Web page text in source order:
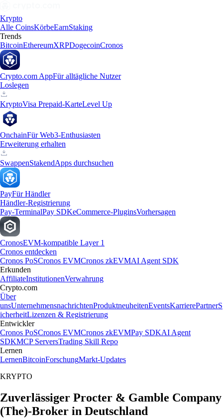
Krypto
Alle CoinsKörbeEarnStaking
Trends
BitcoinEthereumXRPDogecoinCronos
Crypto.com AppFür alltägliche Nutzer
Loslegen
KryptoVisa Prepaid-KarteLevel Up
OnchainFür Web3-Enthusiasten
Erweiterung erhalten
SwappenStakendApps durchsuchen
PayFür Händler
Händler-Registrierung
Pay-TerminalPay SDKeCommerce-PluginsVorhersagen
CronosEVM-kompatible Layer 1
Cronos entdecken
Cronos PoSCronos EVMCronos zkEVMAI Agent SDK
Erkunden
AffiliateInstitutionenVerwahrung
Crypto.com
Über
unsUnternehmensnachrichtenProduktneuheitenEventsKarrierePartnerS
icherheitLizenzen & Registrierung
Entwickler
Cronos PoSCronos EVMCronos zkEVMPay SDKAI Agent
SDKMCP ServersTrading Skill Repo
Lernen
LernenBitcoinForschungMarkt-Updates
KRYPTO
Zuverlässiger Procter & Gamble Company
(The)-Broker in Deutschland